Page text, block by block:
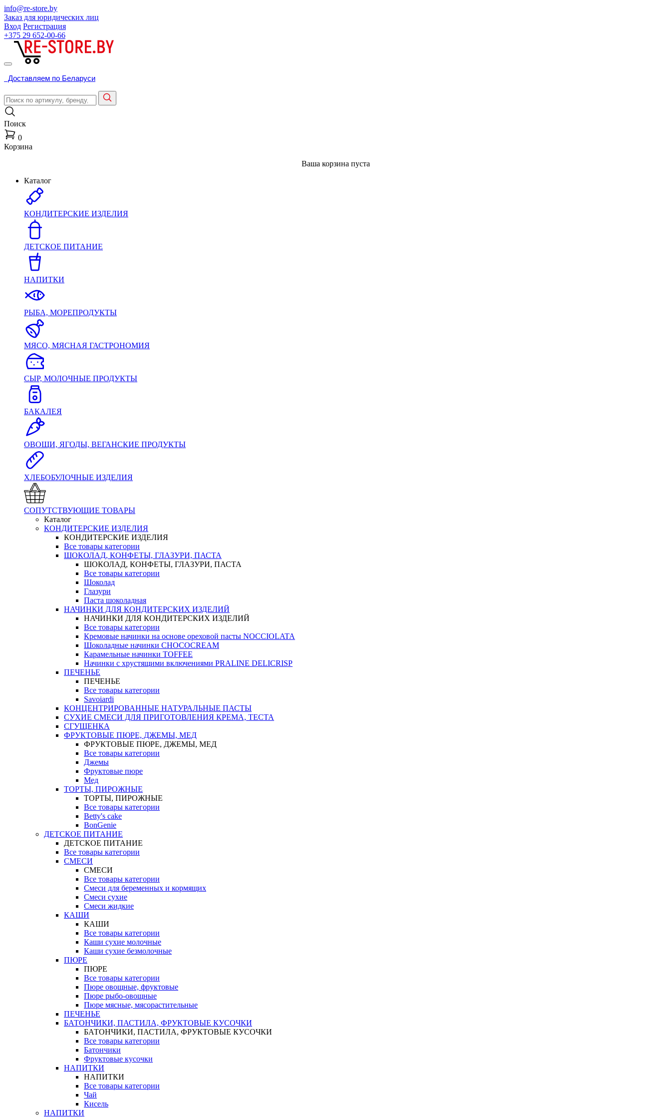
info@re-store.by
Заказ для юридических лиц
Вход Регистрация
+375 29 652-00-66
Доставляем по Беларуси
Поиск
0
Корзина
Ваша корзина пуста
Каталог
КОНДИТЕРСКИЕ ИЗДЕЛИЯ
ДЕТСКОЕ ПИТАНИЕ
НАПИТКИ
РЫБА, МОРЕПРОДУКТЫ
МЯСО, МЯСНАЯ ГАСТРОНОМИЯ
СЫР, МОЛОЧНЫЕ ПРОДУКТЫ
БАКАЛЕЯ
ОВОЩИ, ЯГОДЫ, ВЕГАНСКИЕ ПРОДУКТЫ
ХЛЕБОБУЛОЧНЫЕ ИЗДЕЛИЯ
СОПУТСТВУЮЩИЕ ТОВАРЫ
Каталог
КОНДИТЕРСКИЕ ИЗДЕЛИЯ
КОНДИТЕРСКИЕ ИЗДЕЛИЯ
Все товары категории
ШОКОЛАД, КОНФЕТЫ, ГЛАЗУРИ, ПАСТА
ШОКОЛАД, КОНФЕТЫ, ГЛАЗУРИ, ПАСТА
Все товары категории
Шоколад
Глазури
Паста шоколадная
НАЧИНКИ ДЛЯ КОНДИТЕРСКИХ ИЗДЕЛИЙ
НАЧИНКИ ДЛЯ КОНДИТЕРСКИХ ИЗДЕЛИЙ
Все товары категории
Кремовые начинки на основе ореховой пасты NOCCIOLATA
Шоколадные начинки CHOCOCREAM
Карамельные начинки TOFFEE
Начинки с хрустящими включениями PRALINE DELICRISP
ПЕЧЕНЬЕ
ПЕЧЕНЬЕ
Все товары категории
Savoiardi
КОНЦЕНТРИРОВАННЫЕ НАТУРАЛЬНЫЕ ПАСТЫ
СУХИЕ СМЕСИ ДЛЯ ПРИГОТОВЛЕНИЯ КРЕМА, ТЕСТА
СГУЩЕНКА
ФРУКТОВЫЕ ПЮРЕ, ДЖЕМЫ, МЕД
ФРУКТОВЫЕ ПЮРЕ, ДЖЕМЫ, МЕД
Все товары категории
Джемы
Фруктовые пюре
Мед
ТОРТЫ, ПИРОЖНЫЕ
ТОРТЫ, ПИРОЖНЫЕ
Все товары категории
Betty's cake
BonGenie
ДЕТСКОЕ ПИТАНИЕ
ДЕТСКОЕ ПИТАНИЕ
Все товары категории
СМЕСИ
СМЕСИ
Все товары категории
Смеси для беременных и кормящих
Смеси сухие
Смеси жидкие
КАШИ
КАШИ
Все товары категории
Каши сухие молочные
Каши сухие безмолочные
ПЮРЕ
ПЮРЕ
Все товары категории
Пюре овощные, фруктовые
Пюре рыбо-овощные
Пюре мясные, мясорастительные
ПЕЧЕНЬЕ
БАТОНЧИКИ, ПАСТИЛА, ФРУКТОВЫЕ КУСОЧКИ
БАТОНЧИКИ, ПАСТИЛА, ФРУКТОВЫЕ КУСОЧКИ
Все товары категории
Батончики
Фруктовые кусочки
НАПИТКИ
НАПИТКИ
Все товары категории
Чай
Кисель
НАПИТКИ